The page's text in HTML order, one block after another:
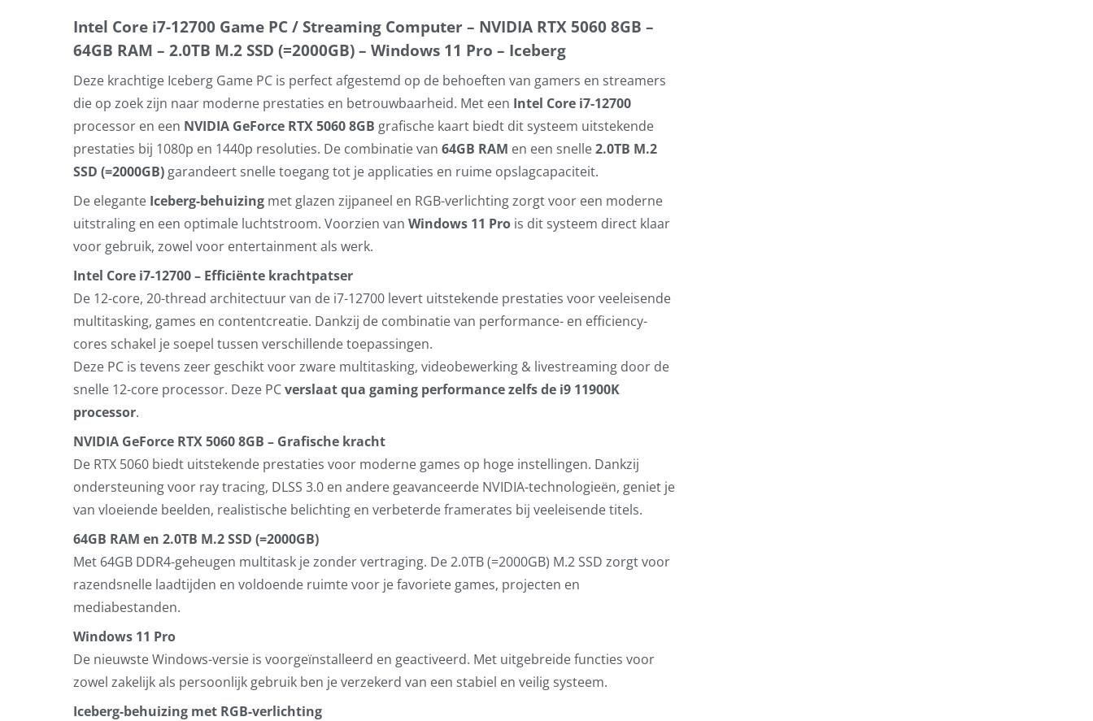
Intel Core i7-12700 Game PC / Streaming Computer – NVIDIA RTX 5060 8GB –
64GB RAM – 2.0TB M.2 SSD (=2000GB) – Windows 11 Pro – Iceberg
Deze krachtige Iceberg Game PC is perfect afgestemd op de behoeften van gamers en streamers
die op zoek zijn naar moderne prestaties en betrouwbaarheid. Met een Intel Core i7-12700
processor en een NVIDIA GeForce RTX 5060 8GB grafische kaart biedt dit systeem uitstekende
prestaties bij 1080p en 1440p resoluties. De combinatie van 64GB RAM en een snelle2.0TB M.2
SSD (=2000GB) garandeert snelle toegang tot je applicaties en ruime opslagcapaciteit.
De elegante Iceberg-behuizing met glazen zijpaneel en RGB-verlichting zorgt voor een moderne
uitstraling en een optimale luchtstroom. Voorzien van Windows 11 Pro is dit systeem direct klaar
voor gebruik, zowel voor entertainment als werk.
Intel Core i7-12700 – Efficiënte krachtpatser
De 12-core, 20-thread architectuur van de i7-12700 levert uitstekende prestaties voor veeleisende
multitasking, games en contentcreatie. Dankzij de combinatie van performance- en efficiency-
cores schakel je soepel tussen verschillende toepassingen.
Deze PC is tevens zeer geschikt voor zware multitasking, videobewerking & livestreaming door de
snelle 12-core processor. Deze PCverslaat qua gaming performance zelfs de i9 11900K
processor.
NVIDIA GeForce RTX 5060 8GB – Grafische kracht
De RTX 5060 biedt uitstekende prestaties voor moderne games op hoge instellingen. Dankzij
ondersteuning voor ray tracing, DLSS 3.0 en andere geavanceerde NVIDIA-technologieën, geniet je
van vloeiende beelden, realistische belichting en verbeterde framerates bij veeleisende titels.
64GB RAM en 2.0TB M.2 SSD (=2000GB)
Met 64GB DDR4-geheugen multitask je zonder vertraging. De 2.0TB (=2000GB) M.2 SSD zorgt voor
razendsnelle laadtijden en voldoende ruimte voor je favoriete games, projecten en
mediabestanden.
Windows 11 Pro
De nieuwste Windows-versie is voorgeïnstalleerd en geactiveerd. Met uitgebreide functies voor
zowel zakelijk als persoonlijk gebruik ben je verzekerd van een stabiel en veilig systeem.
Iceberg-behuizing met RGB-verlichting